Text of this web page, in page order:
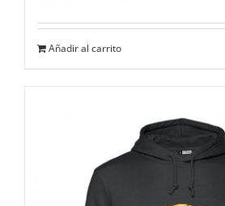
Añadir al carrito